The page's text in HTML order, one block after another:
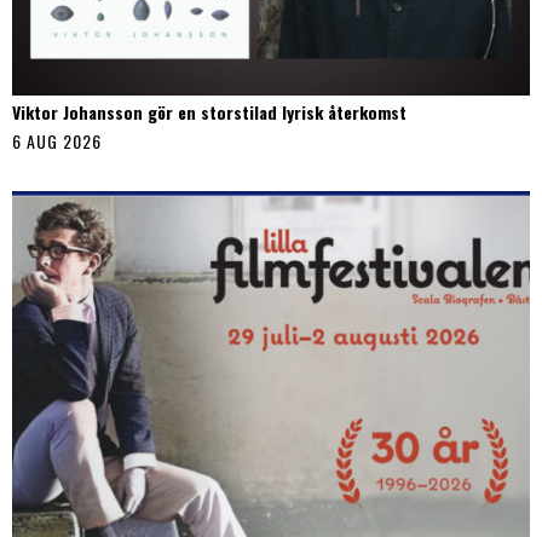
Viktor Johansson gör en storstilad lyrisk återkomst
6 AUG 2026